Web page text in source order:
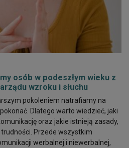
osób w podeszłym wieku z
wzroku i słuchu
pokoleniem natrafiamy na
Dlatego warto wiedzieć, jaki
oraz jakie istnieją zasady,
Przede wszystkim
werbalnej i niewerbalnej,